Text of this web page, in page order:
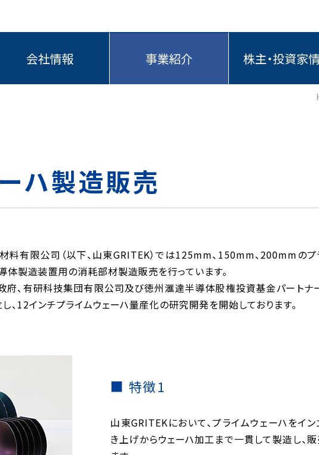
会社情報 事業紹介 株主・投資家
ハ製造販売
有限公司（以下、山東GRITEK）では125mm、150mm、200mmのプ
体製造装置用の消耗部材製造販売を行っています。
府、有研科技集団有限公司及び徳州滙達半導体股権投資基金パートナ
、12インチプライムウェーハ量産化の研究開発を開始しております。
特徴1
山東GRITEKにおいて、プライムウェーハをイン
き上げからウェーハ加工まで一貫して製造し、販